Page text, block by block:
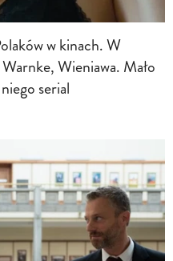
w kinach. W
Wieniawa. Mało
serial